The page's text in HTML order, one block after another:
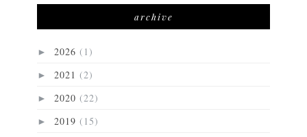
archive
► 2026 (1)
► 2021 (2)
► 2020 (22)
► 2019 (15)